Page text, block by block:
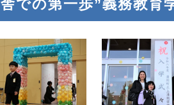
での第一歩”義務教育